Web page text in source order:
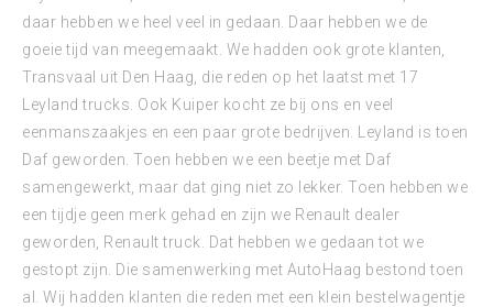
daar hebben we heel veel in gedaan. Daar hebben we de
goeie tijd van meegemaakt. We hadden ook grote klanten,
Transvaal uit Den Haag, die reden op het laatst met 17
Leyland trucks. Ook Kuiper kocht ze bij ons en veel
eenmanszaakjes en een paar grote bedrijven. Leyland is toen
Daf geworden. Toen hebben we een beetje met Daf
samengewerkt, maar dat ging niet zo lekker. Toen hebben we
een tijdje geen merk gehad en zijn we Renault dealer
geworden, Renault truck. Dat hebben we gedaan tot we
gestopt zijn. Die samenwerking met AutoHaag bestond toen
al. Wij hadden klanten die reden met een klein bestelwagentje